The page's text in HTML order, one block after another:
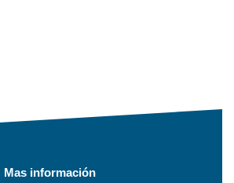
Mas información